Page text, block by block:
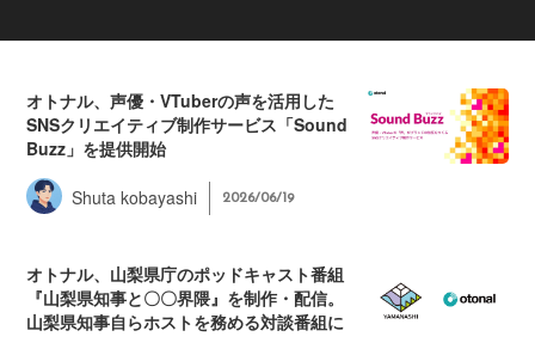
オトナル、声優・VTuberの声を活用した
SNSクリエイティブ制作サービス「Sound
Buzz」を提供開始
Shuta kobayashi 2026/06/19
オトナル、山梨県庁のポッドキャスト番組
『山梨県知事と〇〇界隈』を制作・配信。
山梨県知事自らホストを務める対談番組に